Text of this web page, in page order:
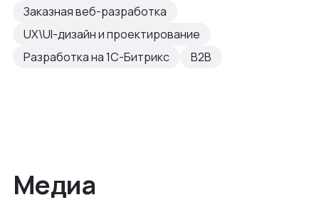
Заказная веб-разработка
UX\UI-дизайн и проектирование
Разработка на 1С-Битрикс
B2B
Медиа